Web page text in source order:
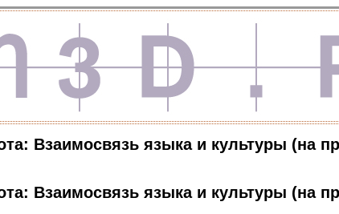
Взаимосвязь языка и культуры (на
Взаимосвязь языка и культуры (на